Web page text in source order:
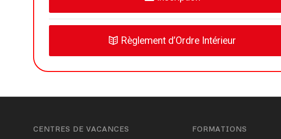
Règlement d’Ordre Intérieur
CENTRES DE VACANCES FORMATIONS